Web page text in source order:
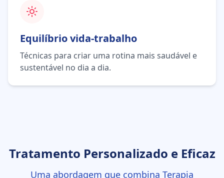
Equilíbrio vida-trabalho
Técnicas para criar uma rotina mais saudável e
sustentável no dia a dia.
Tratamento Personalizado e Eficaz
Uma abordagem que combina Terapia